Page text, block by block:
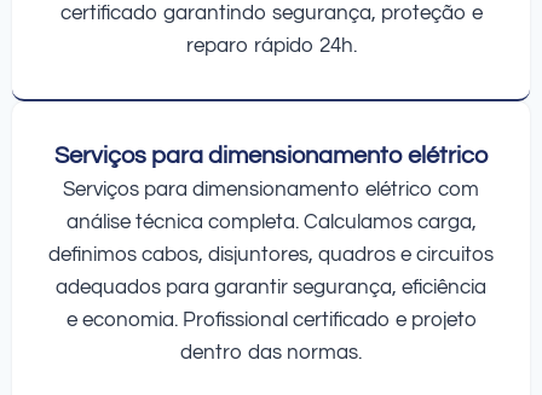
certificado garantindo segurança, proteção e
reparo rápido 24h.
Serviços para dimensionamento elétrico
Serviços para dimensionamento elétrico com
análise técnica completa. Calculamos carga,
definimos cabos, disjuntores, quadros e circuitos
adequados para garantir segurança, eficiência
e economia. Profissional certificado e projeto
dentro das normas.